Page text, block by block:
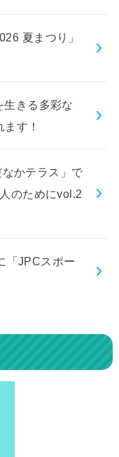
夏まつり」
きる多彩な
す！
かテラス」で
のためにvol.2
「JPCスポー